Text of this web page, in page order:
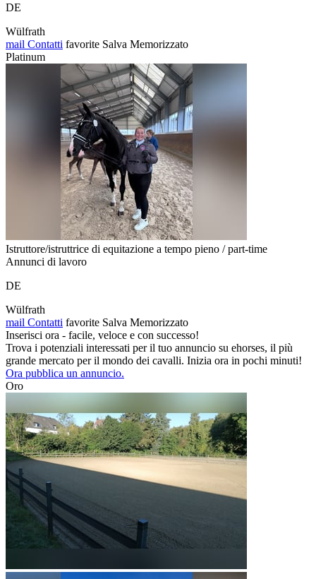
DE
Wülfrath
mail Contatti favorite Salva Memorizzato
Platinum
Istruttore/istruttrice di equitazione a tempo pieno / part-time
Annunci di lavoro
DE
Wülfrath
mail Contatti favorite Salva Memorizzato
Inserisci ora - facile, veloce e con successo!
Trova i potenziali interessati per il tuo annuncio su ehorses, il più
grande mercato per il mondo dei cavalli. Inizia ora in pochi minuti!
Ora pubblica un annuncio.
Oro